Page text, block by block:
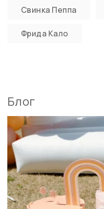
Свинка Пеппа
Фрида Кало
Блог